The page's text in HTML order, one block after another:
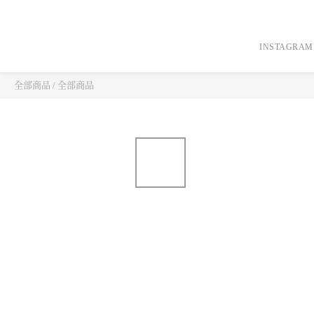
INSTAGRAM
全部商品 / 全部商品